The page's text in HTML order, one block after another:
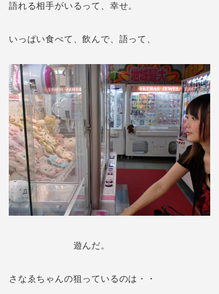
語れる相手がいるって、幸せ。
いっぱい食べて、飲んで、語って、
遊んだ。
さなゑちゃんの狙っているのは・・